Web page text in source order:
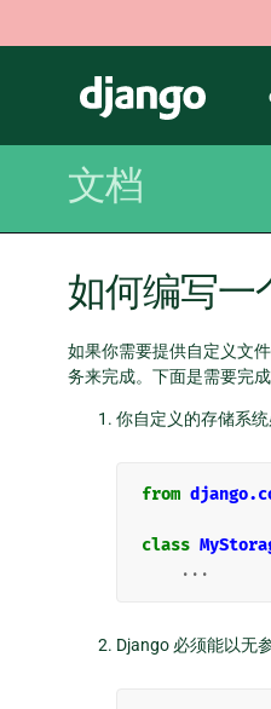
文档
如何编写一
如果你需要提供自定义文
务来完成。下面是需要完
你自定义的存储系
from
class
...
Django 必须能以无